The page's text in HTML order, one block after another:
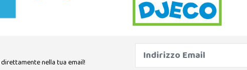
direttamente nella tua email!